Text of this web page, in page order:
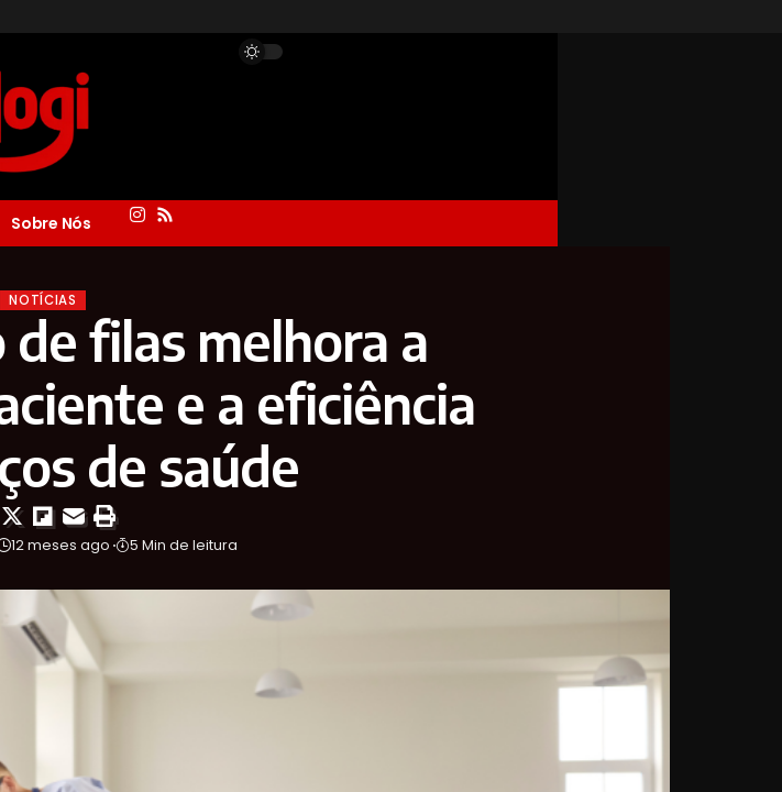
Sobre Nós
NOTÍCIAS
de filas melhora a
e a eficiência
de saúde
12 meses ago 5 Min de leitura